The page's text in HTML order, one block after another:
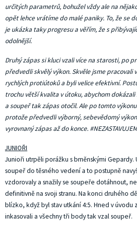
určitých parametrů, bohužel vždy ale na
opět lehce vrátíme do malé paniky. To, že se
je ukázka taky progresu a věřím, že s
odolnější.
Druhý zápas si kluci vzali více na starosti, po
předvedli skvělý výkon. Skvěle jsme pracovali
rychlých protiútoků a byli velice efektivní.
trochu větší kvalita v útoku, abychom
a soupeř tak zápas otočil. Ale po tomto
protože předvedli výborný, sebevědomý
vyrovnaný zápas až do konce.
JUNIOŘI
Junioři utrpěli porážku s brněnskými Gepardy.
soupeř do těsného vedení a to postupně
vzdorovaly a snažily se soupeře dotáhnout,
definitivně na svoji stranu. Na konci druhého
blízko, když byl stav utkání 4:5. Hned v
inkasovali a všechny tři body tak vzal soupeř.